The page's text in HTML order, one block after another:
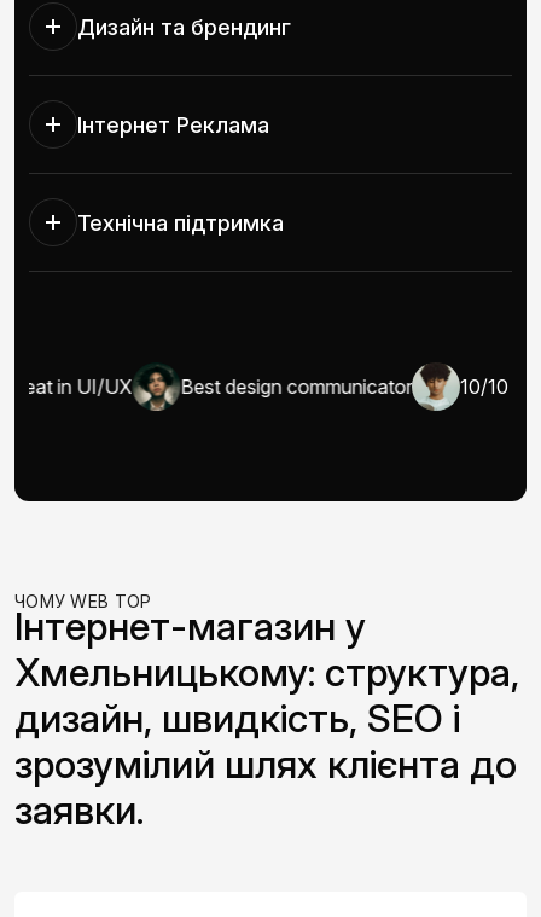
Дизайн та брендинг
Інтернет Реклама
Технічна підтримка
in UI/UX Best design communicator 10/10 well
ЧОМУ WEB TOP
Інтернет-магазин у
Хмельницькому: структура,
дизайн, швидкість, SEO і
зрозумілий шлях клієнта до
заявки.